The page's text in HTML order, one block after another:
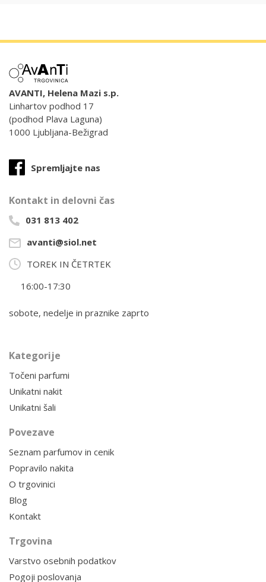
AVANTI, Helena Mazi s.p.
Linhartov podhod 17
(podhod Plava Laguna)
1000 Ljubljana-Bežigrad
Spremljajte nas
Kontakt in delovni čas
031 813 402
avanti@siol.net
TOREK IN ČETRTEK
16:00-17:30
sobote, nedelje in praznike zaprto
Kategorije
Točeni parfumi
Unikatni nakit
Unikatni šali
Povezave
Seznam parfumov in cenik
Popravilo nakita
O trgovinici
Blog
Kontakt
Trgovina
Varstvo osebnih podatkov
Pogoji poslovanja